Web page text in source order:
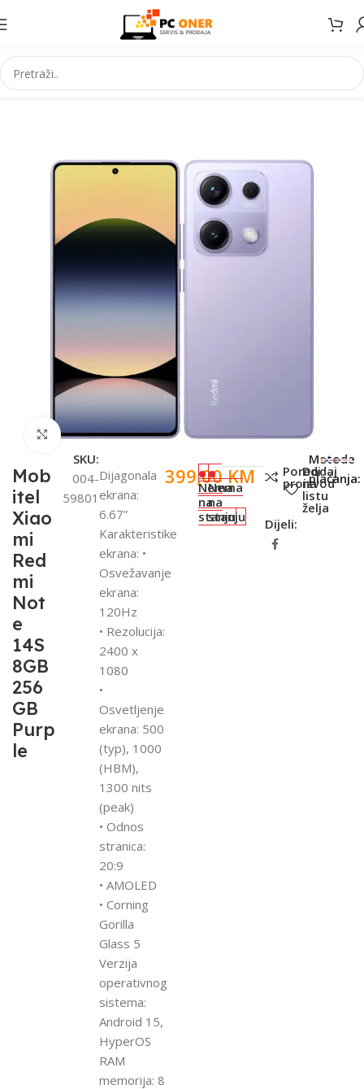
Početna Elektronika Mobiteli Mobilni telefoni
Click to enlarge
Mob
itel
Xiao
mi
Red
mi
Not
e
14S
8GB
256
GB
Purp
le
SKU:
004-
59801
Dijagonala
ekrana:
6.67”
Karakteristike
ekrana: •
Osvežavanje
ekrana:
120Hz
• Rezolucija:
2400 x
1080
•
Osvetljenje
ekrana: 500
(typ), 1000
(HBM),
1300 nits
(peak)
• Odnos
stranica:
20:9
• AMOLED
• Corning
Gorilla
Glass 5
Verzija
operativnog
sistema:
Android 15,
HyperOS
RAM
memorija: 8
399,00KM
Nema
na
stanju
Nema
na
stanju
Poredi
proizvod
Dodaj
na
listu
želja
Dijeli:
Metode
plaćanja: